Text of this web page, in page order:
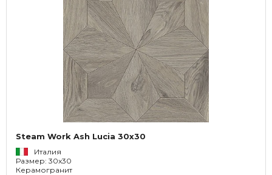
Steam Work Ash Lucia 30x30
Италия
Размер: 30x30
Керамогранит